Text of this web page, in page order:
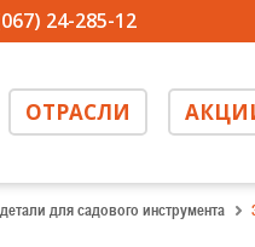
24-285-12
ОТРАСЛИ
для садового инструмента